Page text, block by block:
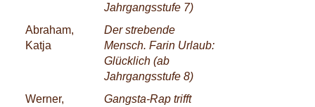
Jahrgangsstufe 7)
Abraham,
Katja
Der strebende
Mensch. Farin Urlaub:
Glücklich (ab
Jahrgangsstufe 8)
Werner,
Gangsta-Rap trifft